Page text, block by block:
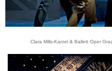
Clara Mills-Karzel & Ballett Oper